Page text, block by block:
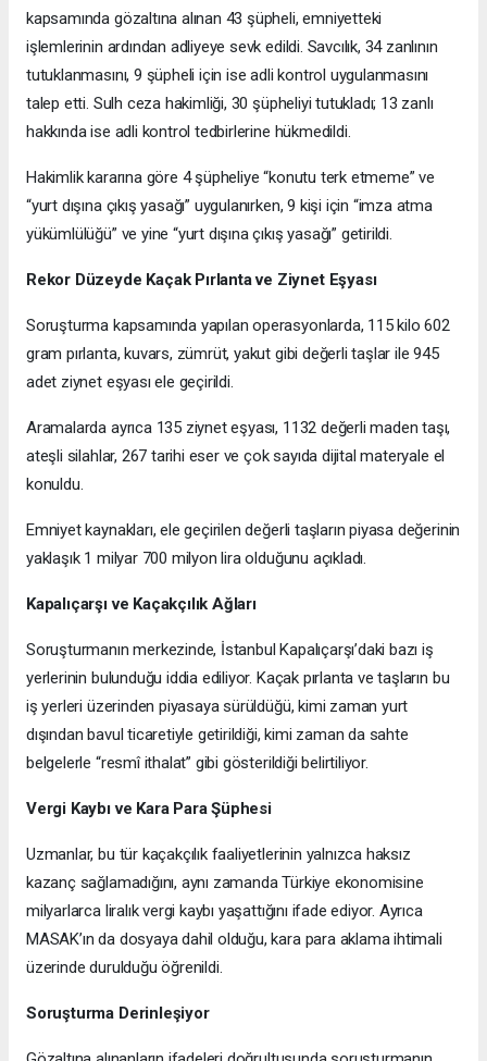
kapsamında gözaltına alınan 43 şüpheli, emniyetteki
işlemlerinin ardından adliyeye sevk edildi. Savcılık, 34 zanlının
tutuklanmasını, 9 şüpheli için ise adli kontrol uygulanmasını
talep etti. Sulh ceza hakimliği, 30 şüpheliyi tutukladı; 13 zanlı
hakkında ise adli kontrol tedbirlerine hükmedildi.
Hakimlik kararına göre 4 şüpheliye “konutu terk etmeme” ve
“yurt dışına çıkış yasağı” uygulanırken, 9 kişi için “imza atma
yükümlülüğü” ve yine “yurt dışına çıkış yasağı” getirildi.
Rekor Düzeyde Kaçak Pırlanta ve Ziynet Eşyası
Soruşturma kapsamında yapılan operasyonlarda, 115 kilo 602
gram pırlanta, kuvars, zümrüt, yakut gibi değerli taşlar ile 945
adet ziynet eşyası ele geçirildi.
Aramalarda ayrıca 135 ziynet eşyası, 1132 değerli maden taşı,
ateşli silahlar, 267 tarihi eser ve çok sayıda dijital materyale el
konuldu.
Emniyet kaynakları, ele geçirilen değerli taşların piyasa değerinin
yaklaşık 1 milyar 700 milyon lira olduğunu açıkladı.
Kapalıçarşı ve Kaçakçılık Ağları
Soruşturmanın merkezinde, İstanbul Kapalıçarşı’daki bazı iş
yerlerinin bulunduğu iddia ediliyor. Kaçak pırlanta ve taşların bu
iş yerleri üzerinden piyasaya sürüldüğü, kimi zaman yurt
dışından bavul ticaretiyle getirildiği, kimi zaman da sahte
belgelerle “resmî ithalat” gibi gösterildiği belirtiliyor.
Vergi Kaybı ve Kara Para Şüphesi
Uzmanlar, bu tür kaçakçılık faaliyetlerinin yalnızca haksız
kazanç sağlamadığını, aynı zamanda Türkiye ekonomisine
milyarlarca liralık vergi kaybı yaşattığını ifade ediyor. Ayrıca
MASAK’ın da dosyaya dahil olduğu, kara para aklama ihtimali
üzerinde durulduğu öğrenildi.
Soruşturma Derinleşiyor